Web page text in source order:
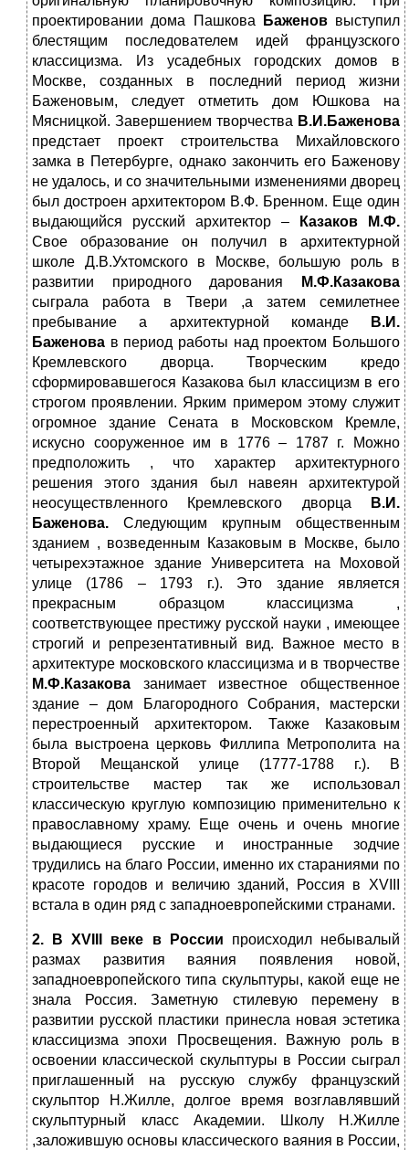
проектировании дома Пашкова
Баженоввыступил
блестящим последователем идей французского
классицизма. Из усадебных городских домов в
Москве, созданных в последний период жизни
Баженовым, следует отметить дом Юшкова на
Мясницкой. Завершением творчества В.И.Баженова
предстает проект строительства Михайловского
замка в Петербурге, однако закончить его Баженову
не удалось, и со значительными изменениями дворец
был достроен архитектором В.Ф. Бренном. Еще один
выдающийся русский архитектор –
Казаков М.Ф.
Свое образование он получил в архитектурной
школе Д.В.Ухтомского в Москве, большую роль в
развитии природного дарования
М.Ф.Казакова
сыграла работа в Твери ,а затем семилетнее
пребывание а архитектурной команде
В.И.
Баженова в период работы над проектом Большого
Кремлевского дворца. Творческим кредо
сформировавшегося Казакова был классицизм в его
строгом проявлении. Ярким примером этому служит
огромное здание Сената в Московском Кремле,
искусно сооруженное им в 1776 – 1787 г. Можно
предположить , что характер архитектурного
решения этого здания был навеян архитектурой
неосуществленного Кремлевского дворца
В.И.
Баженова. Следующим крупным общественным
зданием , возведенным Казаковым в Москве, было
четырехэтажное здание Университета на Моховой
улице (1786 – 1793 г.). Это здание является
прекрасным образцом классицизма ,
соответствующее престижу русской науки , имеющее
строгий и репрезентативный вид. Важное место в
архитектуре московского классицизма и в творчестве
М.Ф.Казакова занимает известное общественное
здание – дом Благородного Собрания, мастерски
перестроенный архитектором. Также Казаковым
была выстроена церковь Филлипа Метрополита на
Второй Мещанской улице (1777-1788 г.). В
строительстве мастер так же использовал
классическую круглую композицию применительно к
православному храму. Еще очень и очень многие
выдающиеся русские и иностранные зодчие
трудились на благо России, именно их стараниями по
красоте городов и величию зданий, Россия в XVIII
встала в один ряд с западноевропейскими странами.
2. В XVIII веке в России происходил небывалый
размах развития ваяния появления новой,
западноевропейского типа скульптуры, какой еще не
знала Россия. Заметную стилевую перемену в
развитии русской пластики принесла новая эстетика
классицизма эпохи Просвещения. Важную роль в
освоении классической скульптуры в России сыграл
приглашенный на русскую службу французский
скульптор Н.Жилле, долгое время возглавлявший
скульптурный класс Академии. Школу Н.Жилле
,заложившую основы классического ваяния в России,